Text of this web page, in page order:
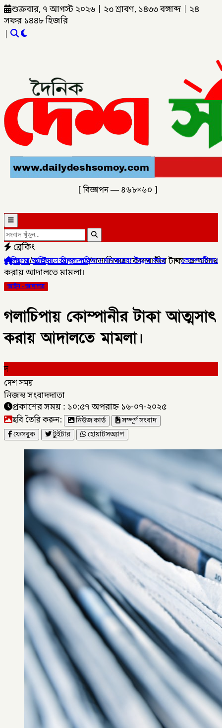
শুক্রবার, ৭ আগস্ট ২০২৬ ২৩ শ্রাবণ, ১৪৩৩ বঙ্গাব্দ
২৪
সফর ১৪৪৮ হিজরি
|
[ বিজ্ঞাপন — ৪৬৮×৬০ ]
ব্রেকিং
পরিমাণ মাদকদ্রব্য উদ্ধার করে✦কোম্পানীগঞ্জে জুলাই
হোম/আইন - আদালত/গলাচিপায় কোম্পানীর টাকা আত্মসাৎ
করায় আদালতে মামলা।
আইন - আদালত
গলাচিপায় কোম্পানীর টাকা আত্মসাৎ
করায় আদালতে মামলা।
দ
দেশ সময়
নিজস্ব সংবাদদাতা
প্রকাশের সময় : ১০:৫৭ অপরাহ্ন ১৬-০৭-২০২৫
ছবি তৈরি করুন: নিউজ কার্ড
সম্পূর্ণ সংবাদ
ফেসবুক
টুইটার হোয়াটসঅ্যাপ